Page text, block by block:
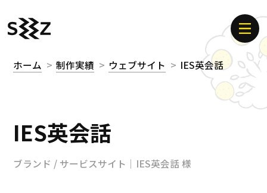
ホーム 制作実績 ウェブサイト IES英会話
IES英会話
ブランド / サービスサイト｜IES英会話 様